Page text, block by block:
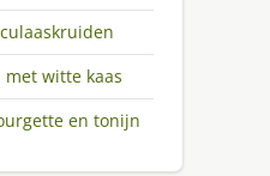
witte kaas
en tonijn